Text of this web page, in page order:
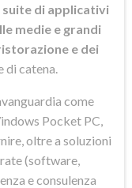
suite di applicativi
medie e grandi
e dei
di catena.
come
Pocket PC,
oltre a soluzioni
(software,
e consulenza